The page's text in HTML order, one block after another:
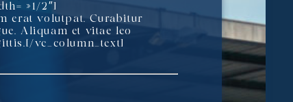
»1/2″]
erat volutpat. Curabitur
Aliquam et vitae leo
vc_column_text]